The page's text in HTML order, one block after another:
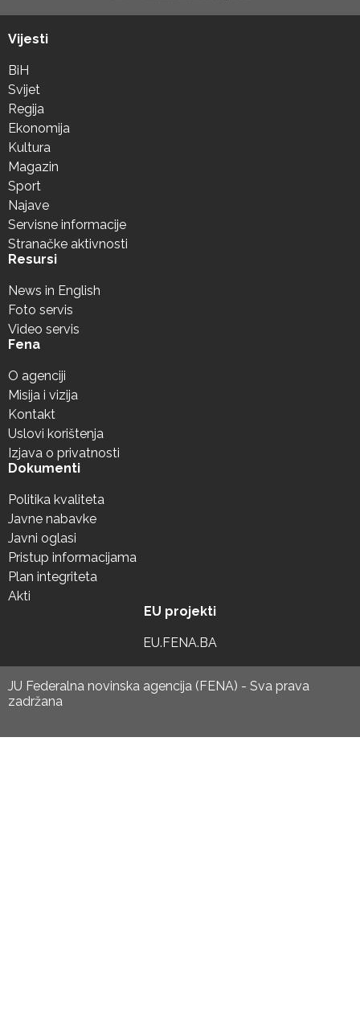
Vijesti
BiH
Svijet
Regija
Ekonomija
Kultura
Magazin
Sport
Najave
Servisne informacije
Stranačke aktivnosti
Resursi
News in English
Foto servis
Video servis
Fena
O agenciji
Misija i vizija
Kontakt
Uslovi korištenja
Izjava o privatnosti
Dokumenti
Politika kvaliteta
Javne nabavke
Javni oglasi
Pristup informacijama
Plan integriteta
Akti
EU projekti
EU.FENA.BA
JU Federalna novinska agencija (FENA) - Sva prava
zadržana